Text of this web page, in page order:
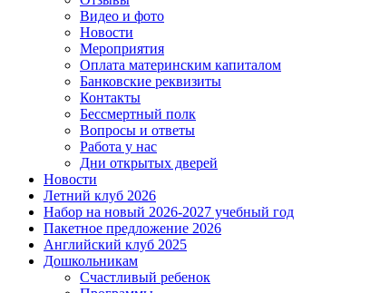
Видео и фото
Новости
Мероприятия
Оплата материнским капиталом
Банковские реквизиты
Контакты
Бессмертный полк
Вопросы и ответы
Работа у нас
Дни открытых дверей
Новости
Летний клуб 2026
Набор на новый 2026-2027 учебный год
Пакетное предложение 2026
Английский клуб 2025
Дошкольникам
Счастливый ребенок